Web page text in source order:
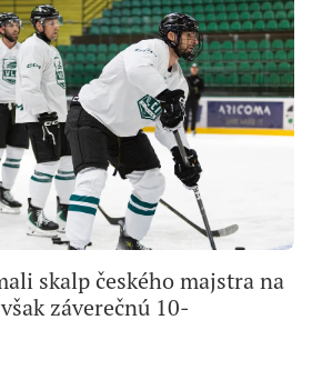
skalp českého majstra na
záverečnú 10-